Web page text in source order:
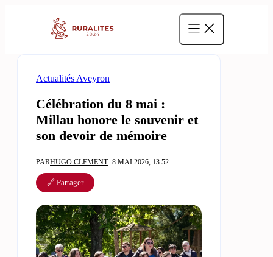
Actualités Aveyron
Célébration du 8 mai :
Millau honore le souvenir et
son devoir de mémoire
PARHUGO CLEMENT- 8 MAI 2026, 13:52
🔗 Partager